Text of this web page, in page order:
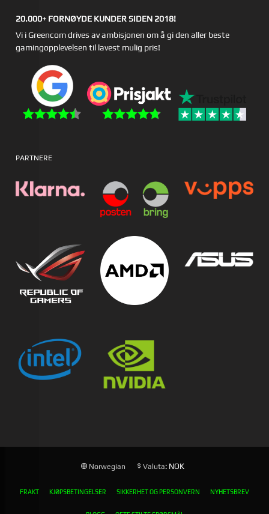
20.000+ FORNØYDE KUNDER SIDEN 2018!
Vi i Greencom drives av ambisjonen om å gi den aller beste
gamingopplevelsen til lavest mulig pris!
PARTNERE
Norwegian Valuta: NOK
FRAKT KJØPSBETINGELSER SIKKERHET OG PERSONVERN NYHETSBREV